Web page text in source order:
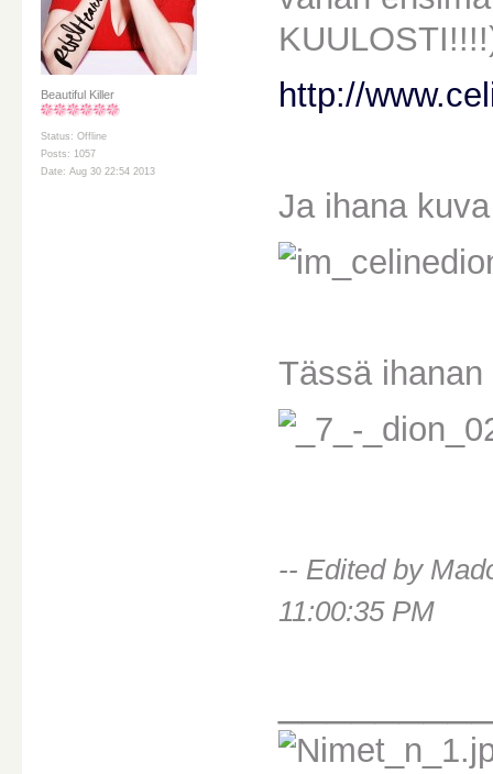
Beautiful Killer
Status: Offline
Posts: 1057
Date: Aug 30 22:54 2013
http://
Ja ihana
Tässä
-- Edited by
11:00:35 PM